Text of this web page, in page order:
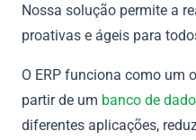
Nossa solução permite a
proativas e ágeis para
O ERP funciona como um
partir de um banco de
diferentes aplicações,